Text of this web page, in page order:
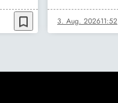
bookmark_border 3. Aug. 202611:52